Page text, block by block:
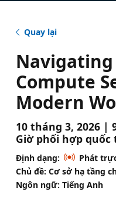
Quay lại
Compute
Modern
10 tháng 3, 2026 |
Giờ phối hợp quốc
Định dạng:
Phát
Chủ đề: Cơ sở hạ tầng
Ngôn ngữ: Tiếng Anh